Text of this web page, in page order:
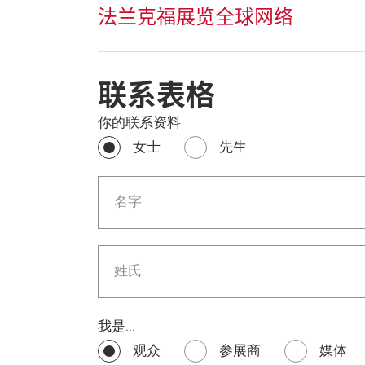
法兰克福展览全球网络
联系表格
你的联系资料
女士
先生
名字
姓氏
我是...
观众
参展商 媒体